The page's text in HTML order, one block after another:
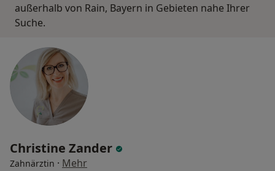
außerhalb von Rain, Bayern in Gebieten nahe Ihrer
Suche.
Christine Zander
Zahnärztin · Mehr